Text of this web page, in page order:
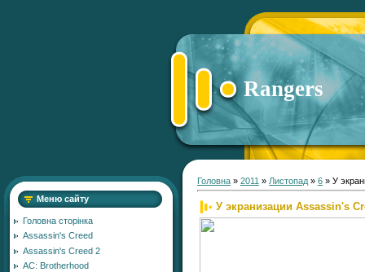
Rangers
Меню сайту
Головна сторінка
Assassin's Creed
Assassin's Creed 2
AC: Brotherhood
Головна » 2011 » Листопад » 6 » У
У экранизации Assassin's